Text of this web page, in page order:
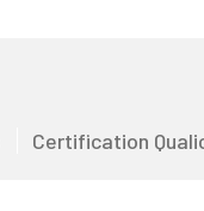
Certification